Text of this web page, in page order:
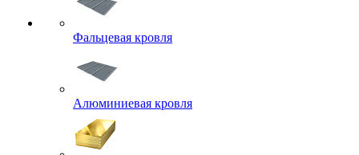
Фальцевая кровля
Алюминиевая кровля